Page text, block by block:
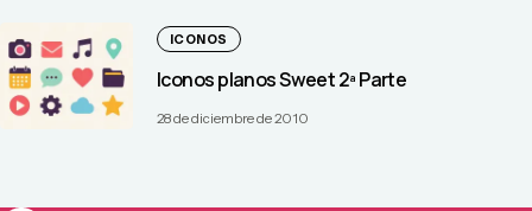
ICONOS
Iconos planos Sweet 2ª Parte
28 de diciembre de 2010